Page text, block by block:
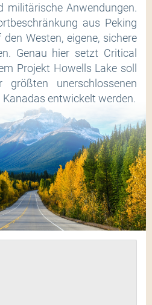
militärische Anwendungen.
aus Peking
Westen, eigene, sichere
Genau hier setzt Critical
Projekt Howells Lake soll
unerschlossenen
entwickelt werden.